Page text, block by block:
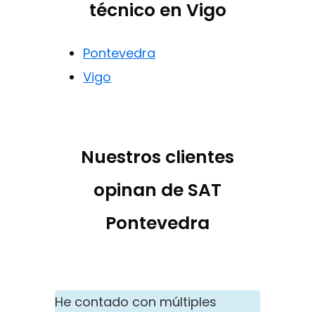
técnico en Vigo
Pontevedra
Vigo
Nuestros clientes
opinan de SAT
Pontevedra
He contado con múltiples